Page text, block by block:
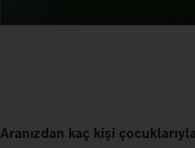
Aranızdan kaç kişi